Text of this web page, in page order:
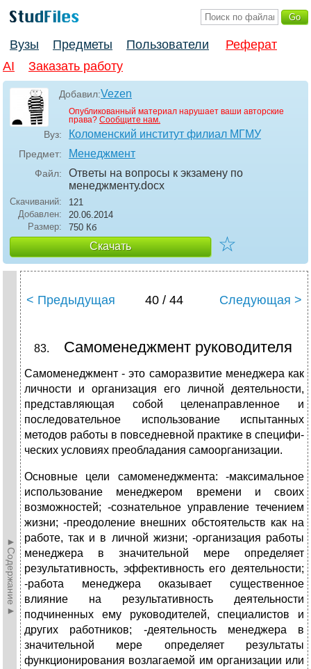
Вузы Предметы Пользователи
Реферат
AI
Заказать работу
Добавил:Vezen
Опубликованный материал нарушает ваши авторские
права? Сообщите нам.
Вуз: Коломенский институт филиал МГМУ
Предмет: Менеджмент
Файл:
Ответы на вопросы к экзамену по
менеджменту.docx
Скачиваний:
121
Добавлен:
20.06.2014
Размер:
750 Кб
Скачать ☆
►Содержание►
< Предыдущая 40 / 44 Следующая >
Самоменеджмент руководителя
Самоменеджмент - это саморазвитие менеджера как
лич­ности и организация его личной деятельности,
представляющая собой целенаправленное и
последовательное использование ис­пытанных
методов работы в повседневной практике в специфи­
ческих условиях преобладания самоорганизации.
Основные цели самоменеджмента: -максимальное
использование менеджером времени и своих
возможностей; -сознательное управление течением
жизни; -преодоление внешних обстоятельств как на
работе, так и в личной жизни; -организация работы
менеджера в значительной мере оп­ределяет
результативность, эффективность его деятельности;
-работа менеджера оказывает существенное
влияние на результативность деятельности
подчиненных ему руководителей, специалистов и
других работников; -деятельность менеджера в
значительной мере определя­ет результаты
функционирования возлагаемой им организации или